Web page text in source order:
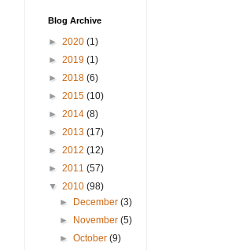
Blog Archive
► 2020 (1)
► 2019 (1)
► 2018 (6)
► 2015 (10)
► 2014 (8)
► 2013 (17)
► 2012 (12)
► 2011 (57)
▼ 2010 (98)
►
December(3)
►
November(5)
►October(9)